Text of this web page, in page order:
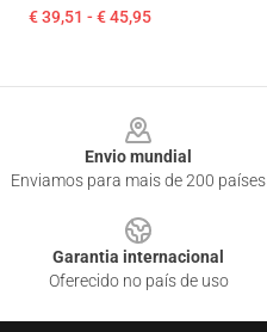
€ 39,51 - € 45,95
Envio mundial
Enviamos para mais de 200 países
Garantia internacional
Oferecido no país de uso